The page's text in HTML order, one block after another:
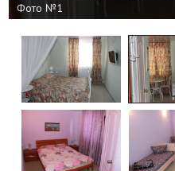
Фото №1